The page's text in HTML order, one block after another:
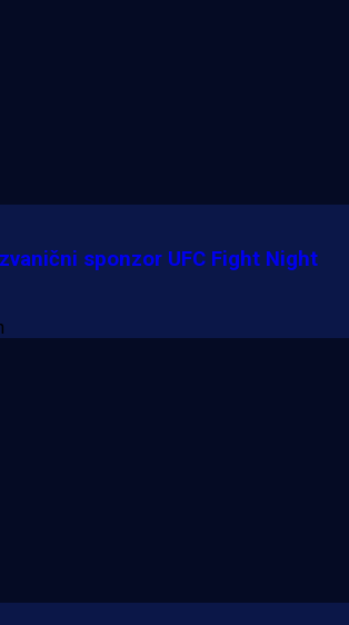
sponzor UFC Fight Night